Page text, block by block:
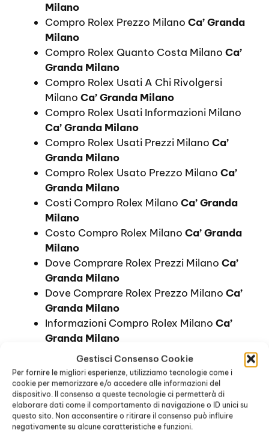
Gestisci Consenso Cookie
Per fornire le migliori esperienze, utilizziamo tecnologie come i
cookie per memorizzare e/o accedere alle informazioni del
dispositivo. Il consenso a queste tecnologie ci permetterà di
elaborare dati come il comportamento di navigazione o ID unici su
questo sito. Non acconsentire o ritirare il consenso può influire
negativamente su alcune caratteristiche e funzioni.
Milano
Compro Rolex Prezzo Milano Ca’ Granda
Milano
Compro Rolex Quanto Costa Milano Ca’
Granda Milano
Compro Rolex Usati A Chi Rivolgersi
Milano Ca’ Granda Milano
Compro Rolex Usati Informazioni Milano
Ca’ Granda Milano
Compro Rolex Usati Prezzi Milano Ca’
Granda Milano
Compro Rolex Usato Prezzo Milano Ca’
Granda Milano
Costi Compro Rolex Milano Ca’ Granda
Milano
Costo Compro Rolex Milano Ca’ Granda
Milano
Dove Comprare Rolex Prezzi Milano Ca’
Granda Milano
Dove Comprare Rolex Prezzo Milano Ca’
Granda Milano
Informazioni Compro Rolex Milano Ca’
Granda Milano
Orologi Rolex Prezzi Milano Ca’ Granda
Milano
Prezzi Compro Rolex MilanoCa’ Granda
Milano
Prezzo Compro Rolex MilanoCa’ Granda
Milano